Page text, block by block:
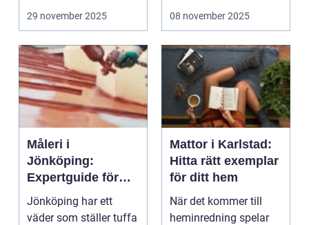
29 november 2025
planering och ...
08 november 2025
Måleri i
Jönköping:
Expertguide för
hållbara tak och
fasader
Jönköping har ett
väder som ställer tuffa
Mattor i Karlstad:
Hitta rätt exemplar
för ditt hem
När det kommer till
heminredning spelar